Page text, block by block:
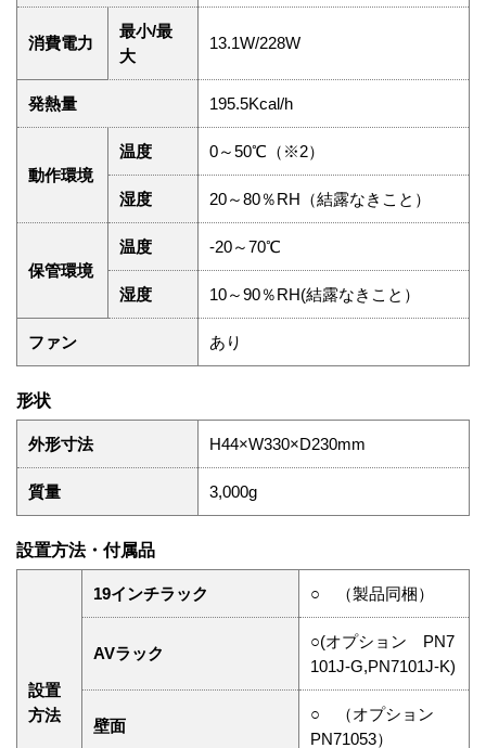
消費電力
最小/最
大
13.1W/228W
発熱量 195.5Kcal/h
動作環境
温度 0～50℃（※2）
湿度 20～80％RH（結露なきこと）
保管環境
温度 -20～70℃
湿度 10～90％RH(結露なきこと）
ファン あり
形状
外形寸法 H44×W330×D230mm
質量 3,000g
設置方法・付属品
設置
方法
19インチラック ○ （製品同梱）
AVラック
○(オプション PN7
101J-G,PN7101J-K)
壁面
○ （オプション
PN71053）